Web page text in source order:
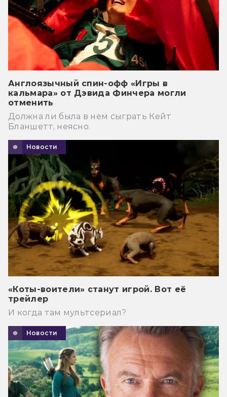
Англоязычный спин-офф «Игры в
кальмара» от Дэвида Финчера могли
отменить
Должна ли была в нем сыграть Кейт
Бланшетт, неясно.
Новости
«Коты-воители» станут игрой. Вот её
трейлер
И когда там мультсериал?
Новости